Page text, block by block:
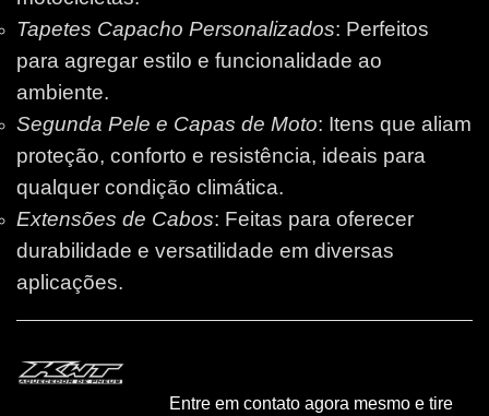
Tapetes Capacho Personalizados: Perfeitos
para agregar estilo e funcionalidade ao
ambiente.
Segunda Pele e Capas de Moto: Itens que aliam
proteção, conforto e resistência, ideais para
qualquer condição climática.
Extensões de Cabos: Feitas para oferecer
durabilidade e versatilidade em diversas
aplicações.
Entre em contato agora mesmo e tire